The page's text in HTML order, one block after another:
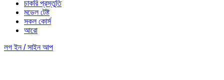
চাকরি প্রস্তুতি
মডেল টেষ্ট
সকল কোর্স
আরো
লগ ইন / সাইন আপ